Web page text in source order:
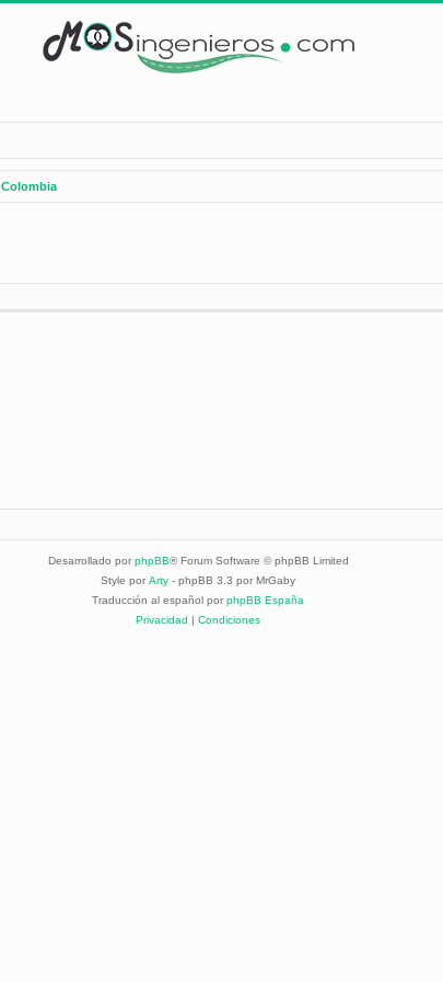
Colombia
Desarrollado por phpBB® Forum Software © phpBB Limited
Style por Arty - phpBB 3.3 por MrGaby
Traducción al español por phpBB España
Privacidad | Condiciones